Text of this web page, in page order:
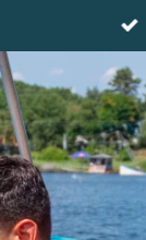
direct
naar
de
hoofdinhoud